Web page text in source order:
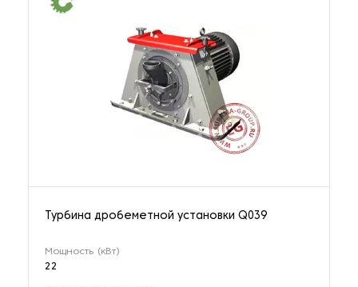
Турбина дробеметной установки Q039
Мощность (кВт)
22